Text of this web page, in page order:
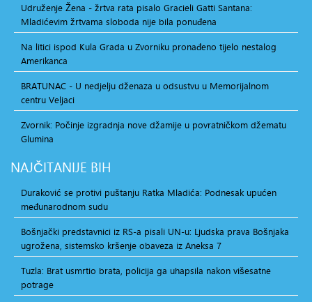
Udruženje Žena - žrtva rata pisalo Gracieli Gatti Santana:
Mladićevim žrtvama sloboda nije bila ponuđena
Na litici ispod Kula Grada u Zvorniku pronađeno tijelo nestalog
Amerikanca
BRATUNAC - U nedjelju dženaza u odsustvu u Memorijalnom
centru Veljaci
Zvornik: Počinje izgradnja nove džamije u povratničkom džematu
Glumina
NAJČITANIJE BIH
Duraković se protivi puštanju Ratka Mladića: Podnesak upućen
međunarodnom sudu
Bošnjački predstavnici iz RS-a pisali UN-u: Ljudska prava Bošnjaka
ugrožena, sistemsko kršenje obaveza iz Aneksa 7
Tuzla: Brat usmrtio brata, policija ga uhapsila nakon višesatne
potrage